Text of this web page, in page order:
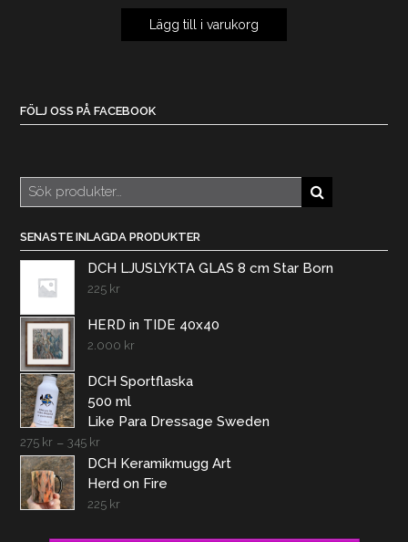
Lägg till i varukorg
FÖLJ OSS PÅ FACEBOOK
Sök
efter:
SENASTE INLAGDA PRODUKTER
DCH LJUSLYKTA GLAS 8 cm Star Born
225 kr
HERD in TIDE 40x40
2.000 kr
DCH Sportflaska
500 ml
Like Para Dressage Sweden
275 kr – 345 kr
DCH Keramikmugg Art
Herd on Fire
225 kr